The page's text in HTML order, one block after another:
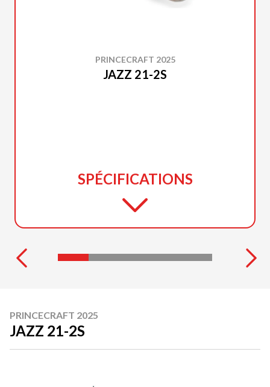
PRINCECRAFT 2025
JAZZ 21-2S
SPÉCIFICATIONS
PRINCECRAFT 2025
JAZZ 21-2S